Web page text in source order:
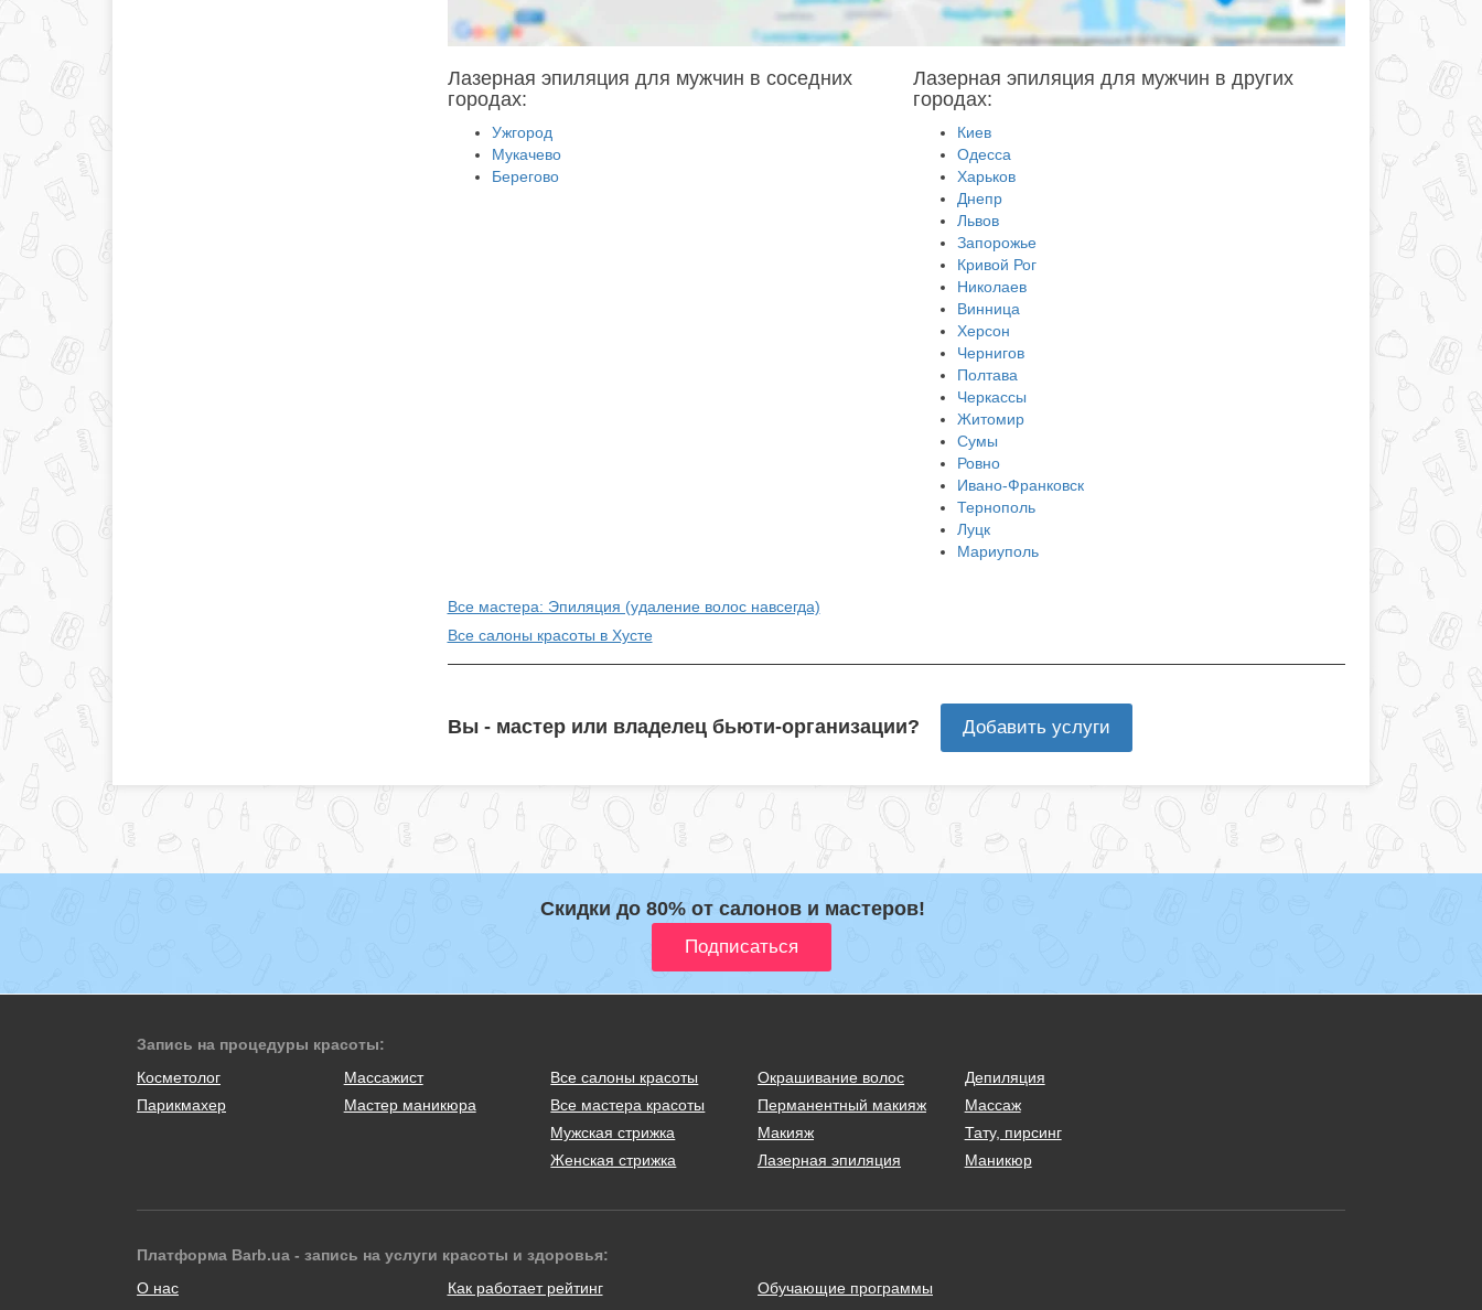
Лазерная эпиляция для мужчин в соседних
городах:
Ужгород
Мукачево
Берегово
Лазерная эпиляция для мужчин в других
городах:
Киев
Одесса
Харьков
Днепр
Львов
Запорожье
Кривой Рог
Николаев
Винница
Херсон
Чернигов
Полтава
Черкассы
Житомир
Сумы
Ровно
Ивано-Франковск
Тернополь
Луцк
Мариуполь
Все мастера: Эпиляция (удаление волос навсегда)
Все салоны красоты в Хусте
Вы - мастер или владелец бьюти-организации? Добавить услуги
Скидки до 80% от салонов и мастеров!
Запись на процедуры красоты:
Косметолог
Массажист
Парикмахер
Мастер маникюра
Все салоны красоты
Все мастера красоты
Мужская стрижка
Женская стрижка
Окрашивание волос
Перманентный макияж
Макияж
Лазерная эпиляция
Депиляция
Массаж
Тату, пирсинг
Маникюр
Платформа Barb.ua - запись на услуги красоты и здоровья:
О нас
Как работает рейтинг
Обучающие программы